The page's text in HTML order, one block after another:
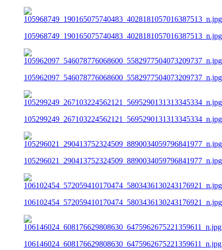
105968749_190165075740483_4028181057016387513_n.jpg
105962097_546078776068600_5582977504073209737_n.jpg
105299249_267103224562121_5695290131313345334_n.jpg
105296021_290413752324509_8890034059796841977_n.jpg
106102454_572059410170474_5803436130243176921_n.jpg
106146024_608176629808630_6475962675221359611_n.jpg